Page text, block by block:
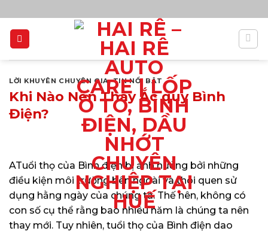
qua
dung
LỜI KHUYÊN CHUYÊN GIA,TIN NỔI BẬT
Khi Nào Nên Thay Ắc quy Bình
Điện?
ATuổi thọ của Bình điện bị ảnh hưởng bởi những
điều kiện môi trường bên ngoài và thói quen sử
dụng hằng ngày của chúng ta. Thế nên, không có
con số cụ thể rằng bao nhiêu năm là chúng ta nên
thay mới. Tuy nhiên, tuổi thọ của Bình điện dao